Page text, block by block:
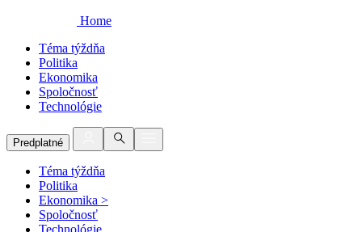
Home
Téma týždňa
Politika
Ekonomika
Spoločnosť
Technológie
Predplatné
Téma týždňa
Politika
Ekonomika >
Spoločnosť
Technológie